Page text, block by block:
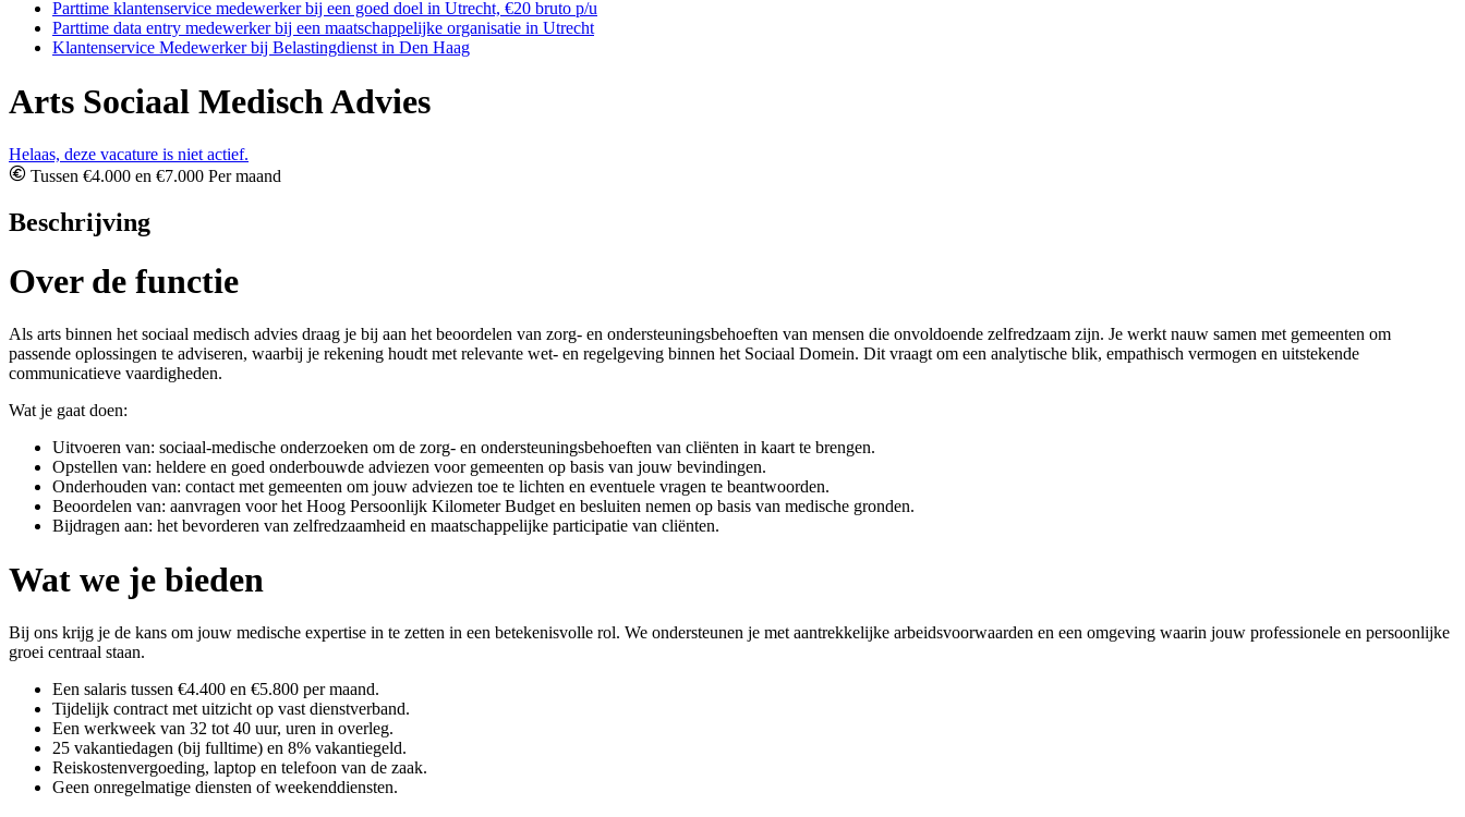
Parttime klantenservice medewerker bij een goed doel in Utrecht, €20 bruto p/u
Parttime data entry medewerker bij een maatschappelijke organisatie in Utrecht
Klantenservice Medewerker bij Belastingdienst in Den Haag
Arts Sociaal Medisch Advies
Helaas, deze vacature is niet actief.
Tussen €4.000 en €7.000 Per maand
Beschrijving
Over de functie
Als arts binnen het sociaal medisch advies draag je bij aan het beoordelen van zorg- en ondersteuningsbehoeften van mensen die onvoldoende zelfredzaam zijn. Je werkt nauw samen met gemeenten om
passende oplossingen te adviseren, waarbij je rekening houdt met relevante wet- en regelgeving binnen het Sociaal Domein. Dit vraagt om een analytische blik, empathisch vermogen en uitstekende
communicatieve vaardigheden.
Wat je gaat doen:
Uitvoeren van: sociaal-medische onderzoeken om de zorg- en ondersteuningsbehoeften van cliënten in kaart te brengen.
Opstellen van: heldere en goed onderbouwde adviezen voor gemeenten op basis van jouw bevindingen.
Onderhouden van: contact met gemeenten om jouw adviezen toe te lichten en eventuele vragen te beantwoorden.
Beoordelen van: aanvragen voor het Hoog Persoonlijk Kilometer Budget en besluiten nemen op basis van medische gronden.
Bijdragen aan: het bevorderen van zelfredzaamheid en maatschappelijke participatie van cliënten.
Wat we je bieden
Bij ons krijg je de kans om jouw medische expertise in te zetten in een betekenisvolle rol. We ondersteunen je met aantrekkelijke arbeidsvoorwaarden en een omgeving waarin jouw professionele en persoonlijke
groei centraal staan.
Een salaris tussen €4.400 en €5.800 per maand.
Tijdelijk contract met uitzicht op vast dienstverband.
Een werkweek van 32 tot 40 uur, uren in overleg.
25 vakantiedagen (bij fulltime) en 8% vakantiegeld.
Reiskostenvergoeding, laptop en telefoon van de zaak.
Geen onregelmatige diensten of weekenddiensten.